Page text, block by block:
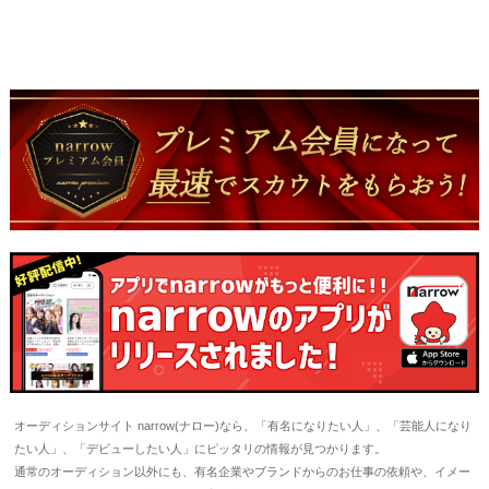
オーディションサイト narrow(ナロー)なら、「有名になりたい人」、「芸能人になり
たい人」、「デビューしたい人」にピッタリの情報が見つかります。
通常のオーディション以外にも、有名企業やブランドからのお仕事の依頼や、イメー